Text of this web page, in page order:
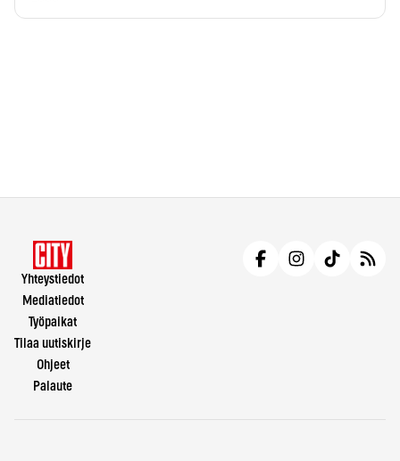
Yhteystiedot
Mediatiedot
Työpaikat
Tilaa uutiskirje
Ohjeet
Palaute